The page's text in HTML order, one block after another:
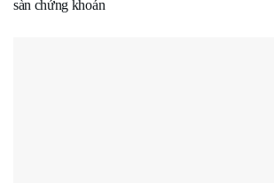
sàn chứng khoán